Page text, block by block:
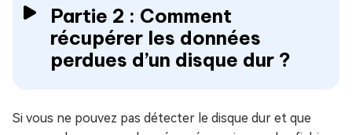
Partie 2 : Comment
récupérer les données
perdues d’un disque dur ?
Si vous ne pouvez pas détecter le disque dur et que